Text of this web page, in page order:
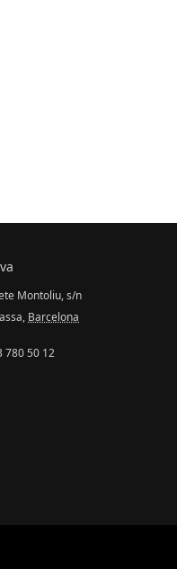
Montoliu, s/n
, Barcelona
780 50 12